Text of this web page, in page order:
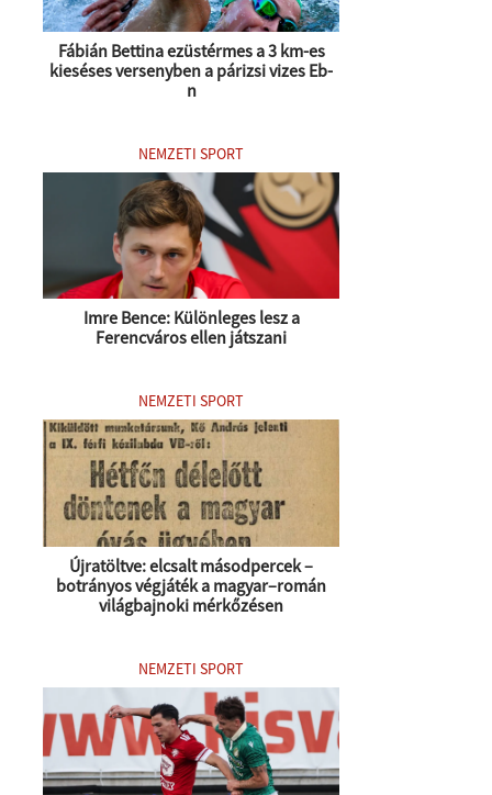
Fábián Bettina ezüstérmes a 3 km-es
kieséses versenyben a párizsi vizes Eb-
n
NEMZETI SPORT
Imre Bence: Különleges lesz a
Ferencváros ellen játszani
NEMZETI SPORT
Újratöltve: elcsalt másodpercek –
botrányos végjáték a magyar–román
világbajnoki mérkőzésen
NEMZETI SPORT